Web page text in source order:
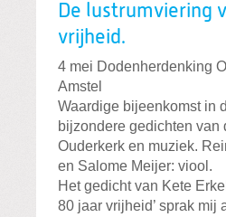
De lustrumviering
vrijheid.
4 mei Dodenherdenking
Amstel
Waardige bijeenkomst in
bijzondere gedichten van
Ouderkerk en muziek.
en Salome Meijer: viool.
Het gedicht van Kete
80 jaar vrijheid’ sprak mij